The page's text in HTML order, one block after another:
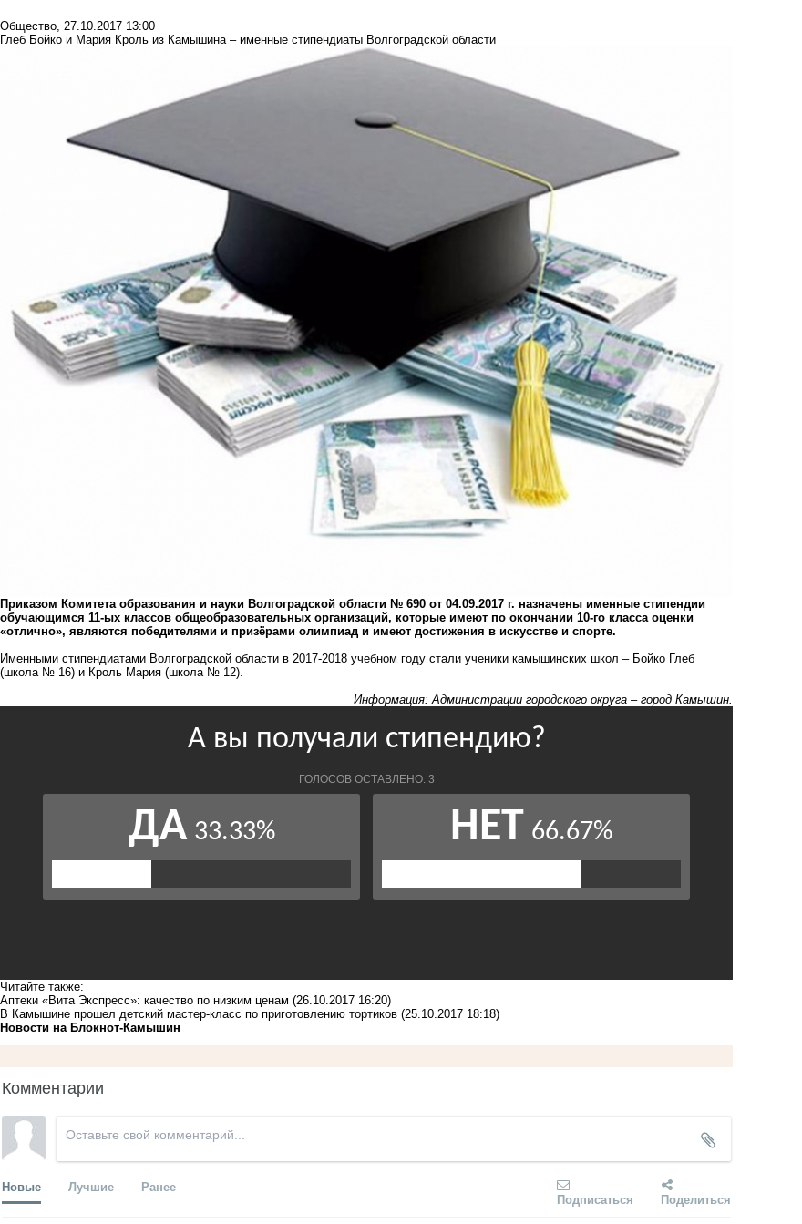
Общество, 27.10.2017 13:00
Глеб Бойко и Мария Кроль из Камышина – именные стипендиаты Волгоградской области
Приказом Комитета образования и науки Волгоградской области № 690 от 04.09.2017 г. назначены именные стипендии
обучающимся 11-ых классов общеобразовательных организаций, которые имеют по окончании 10-го класса оценки
«отлично», являются победителями и призёрами олимпиад и имеют достижения в искусстве и спорте.
Именными стипендиатами Волгоградской области в 2017-2018 учебном году стали ученики камышинских школ – Бойко Глеб
(школа № 16) и Кроль Мария (школа № 12).
Информация: Администрации городского округа – город Камышин.
Читайте также:
Аптеки «Вита Экспресс»: качество по низким ценам (26.10.2017 16:20)
В Камышине прошел детский мастер-класс по приготовлению тортиков (25.10.2017 18:18)
Новости на Блoкнoт-Камышин
Комментарии
Новые Лучшие Ранее
Подписаться Поделиться